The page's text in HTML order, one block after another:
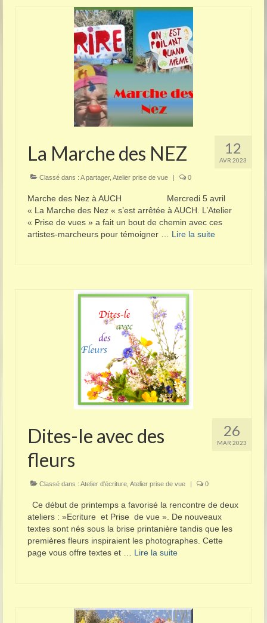
12
AVR 2023
La Marche des NEZ
Classé dans : A partager, Atelier prise de vue | 0
Marche des Nez à AUCH Mercredi 5 avril
« La Marche des Nez « s’est arrêtée à AUCH. L’Atelier
« Prise de vues » a fait un bout de chemin avec ces
artistes-marcheurs pour témoigner … Lire la suite­­
26
MAR 2023
Dites-le avec des
fleurs
Classé dans : Atelier d'écriture Atelier prise de vue | 0
Ce début de printemps a favorisé la rencontre de deux
ateliers : »Ecriture et Prise de vue ». De nouveaux
textes sont nés sous la brise printanière tandis que les
premières fleurs inspiraient les photographes. Cette
page vous offre textes et … Lire la suite­­